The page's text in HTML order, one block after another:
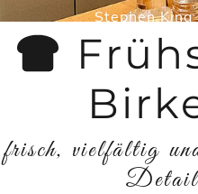
Stephen
frisch, vielfältig
Detail